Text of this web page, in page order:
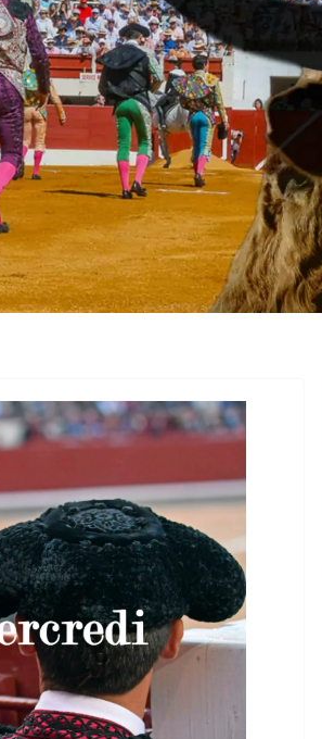
ACTUALITÉS TAURINES PHOTOS TAURINES 2026
Bayonne, la corrida des
fêtes en photos
17/07/2026 Tertulias